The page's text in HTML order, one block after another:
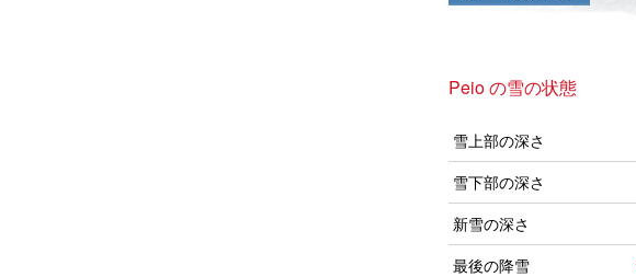
Peio の雪の状態
雪上部の深さ
雪下部の深さ
新雪の深さ
最後の降雪